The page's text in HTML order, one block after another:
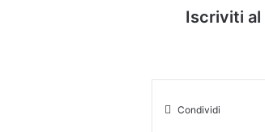
Iscriviti al
Condividi